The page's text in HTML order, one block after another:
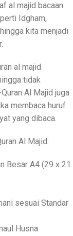
al majid bacaan
Idgham,
kita menjadi
al majid
tidak
Al Majid juga
membaca huruf
yang dibaca.
Al Majid:
Besar A4 (29 x 21
sesuai Standar
Husna